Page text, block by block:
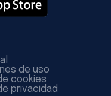
de uso
cookies
privacidad